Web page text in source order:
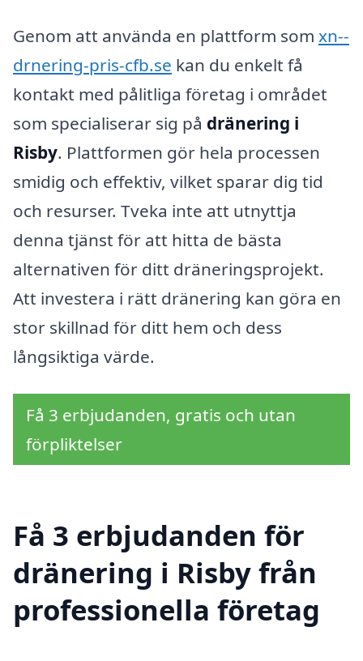
Genom att använda en plattform som xn--
drnering-pris-cfb.se kan du enkelt få
kontakt med pålitliga företag i området
som specialiserar sig på dränering i
Risby. Plattformen gör hela processen
smidig och effektiv, vilket sparar dig tid
och resurser. Tveka inte att utnyttja
denna tjänst för att hitta de bästa
alternativen för ditt dräneringsprojekt.
Att investera i rätt dränering kan göra en
stor skillnad för ditt hem och dess
långsiktiga värde.
Få 3 erbjudanden, gratis och utan
förpliktelser
Få 3 erbjudanden för
dränering i Risby från
professionella företag